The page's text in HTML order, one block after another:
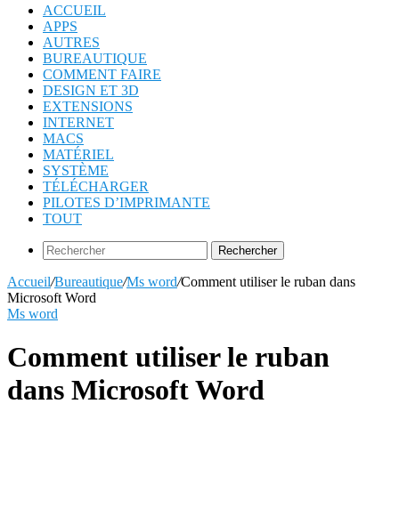
ACCUEIL
APPS
AUTRES
BUREAUTIQUE
COMMENT FAIRE
DESIGN ET 3D
EXTENSIONS
INTERNET
MACS
MATÉRIEL
SYSTÈME
TÉLÉCHARGER
PILOTES D’IMPRIMANTE
TOUT
Rechercher
Accueil/Bureautique/Ms word/Comment utiliser le ruban dans
Microsoft Word
Ms word
Comment utiliser le ruban
dans Microsoft Word